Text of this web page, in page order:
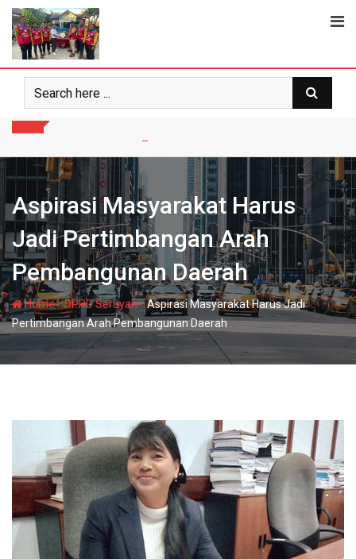
Skip
content
Aspirasi Masyarakat Harus
Jadi Pertimbangan Arah
Pembangunan Daerah
Home-DPRD Seruyan-Aspirasi Masyarakat Harus Jadi
Pertimbangan Arah Pembangunan Daerah